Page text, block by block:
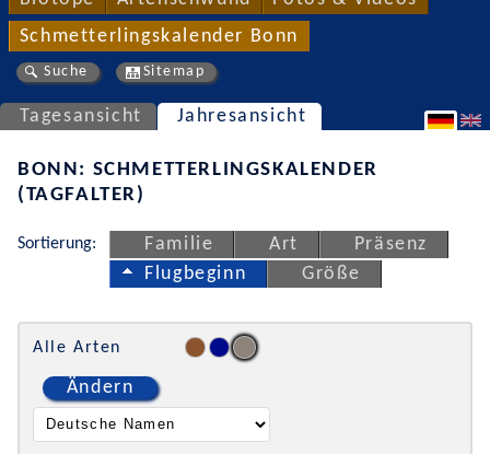
Schmetterlingskalender Bonn
Suche Sitemap
Tagesansicht Jahresansicht
BONN: SCHMETTERLINGSKALENDER
(TAGFALTER)
Sortierung: Familie Art
Präsenz
Flugbeginn
Größe
Alle Arten
Ändern